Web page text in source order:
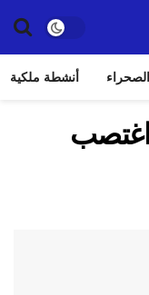
الصحراء أنشطة ملكية
اغتصب